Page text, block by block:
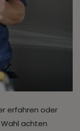
erfahren oder
Wahl achten